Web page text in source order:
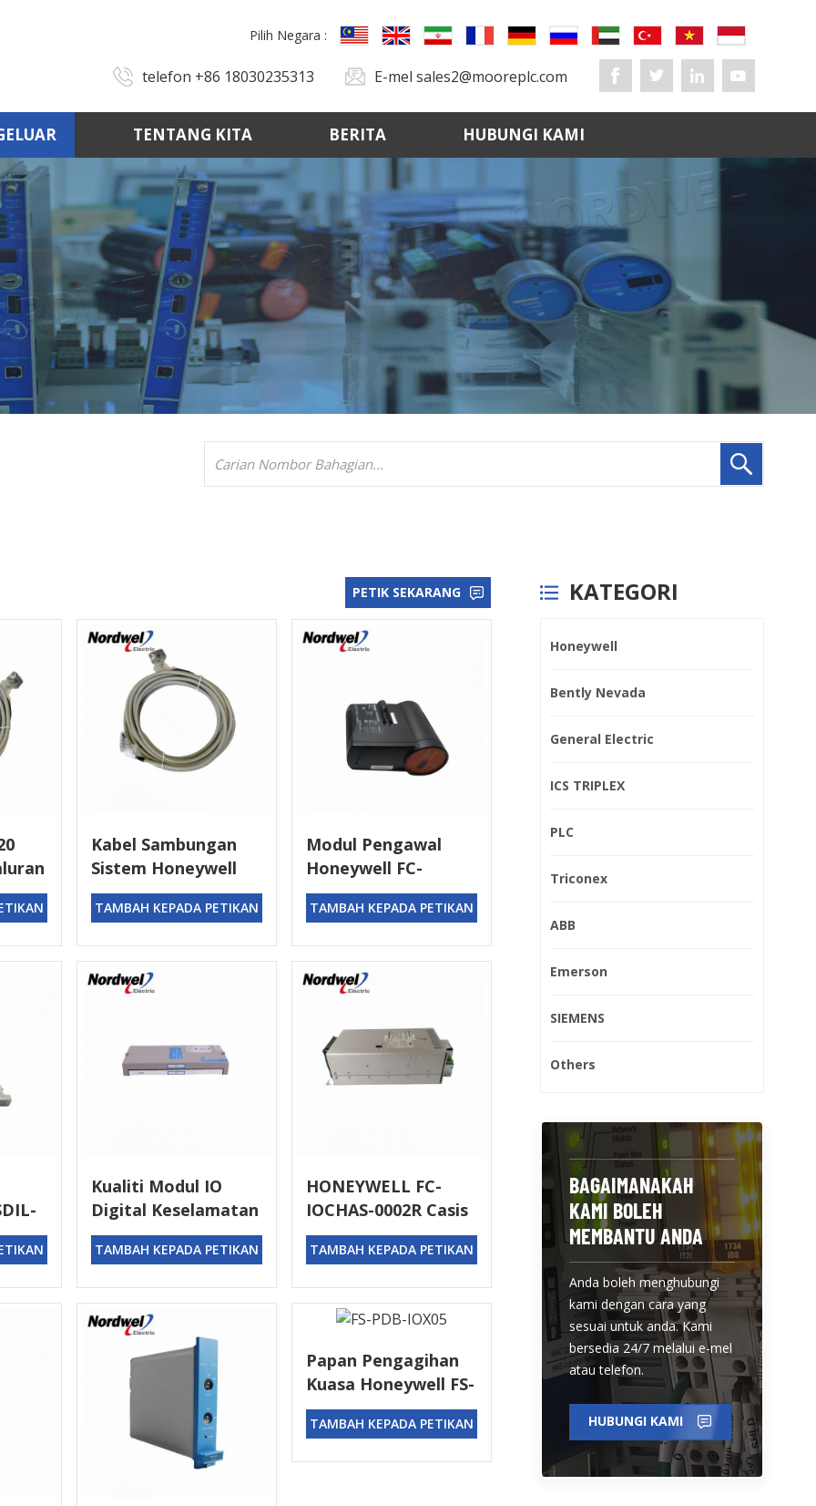
Pilih Negara :
telefon +86 18030235313 E-mel sales2@mooreplc.com
TENTANG KITA BERITA HUBUNGI KAMI
PETIK SEKARANG
Kabel Sambungan
Sistem Honeywell
FS-SICC-0001/L15
TAMBAH KEPADA PETIKAN
Modul Pengawal
Honeywell FC-
SCNT01
TAMBAH KEPADA PETIKAN
Kualiti Modul IO
Digital Keselamatan
Honeywell FC-
PDIO01 Dijamin
TAMBAH KEPADA PETIKAN
HONEYWELL FC-
IOCHAS-0002R Casis
I/O berlebihan
TAMBAH KEPADA PETIKAN
Papan Pengagihan
Kuasa Honeywell FS-
PDB-IOX05
TAMBAH KEPADA PETIKAN
KATEGORI
Honeywell
Bently Nevada
General Electric
ICS TRIPLEX
PLC
Triconex
ABB
Emerson
SIEMENS
Others
BAGAIMANAKAH
KAMI BOLEH
MEMBANTU ANDA
Anda boleh menghubungi
kami dengan cara yang
sesuai untuk anda. Kami
bersedia 24/7 melalui e-mel
atau telefon.
HUBUNGI KAMI
Plat penapis
Schneider
NHA19377
LIHAT BUTIRAN
Papan PC YASKAWA